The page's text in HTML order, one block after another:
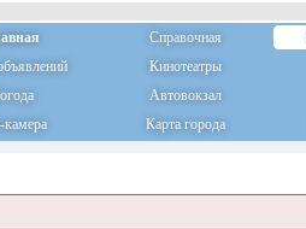
Справочная
Кинотеатры
Автовокзал
камера
Карта города